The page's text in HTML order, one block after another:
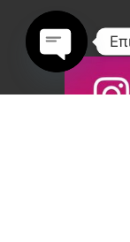
chaty